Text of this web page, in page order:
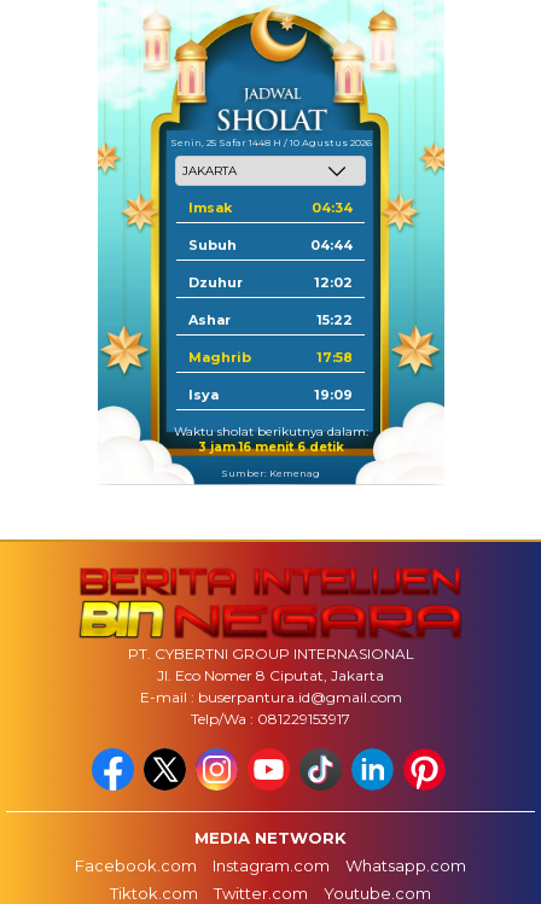
Senin, 25 Safar 1448 H / 10 Agustus 2026
Imsak 04:34
Subuh 04:44
Dzuhur 12:02
Ashar 15:22
Maghrib 17:58
Isya 19:09
Waktu sholat berikutnya dalam:
3 jam 16 menit 5 detik
Sumber: Kemenag
PT. CYBERTNI GROUP INTERNASIONAL
Jl. Eco Nomer 8 Ciputat, Jakarta
E-mail : buserpantura.id@gmail.com
Telp/Wa : 081229153917
MEDIA NETWORK
Facebook.com
Instagram.com
Whatsapp.com
Tiktok.com
Twitter.com Youtube.com